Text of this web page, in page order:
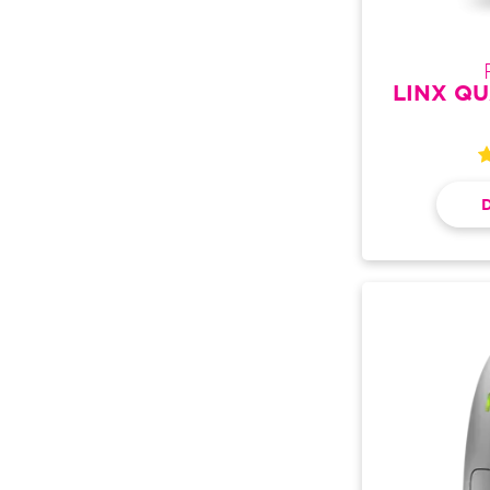
LINX